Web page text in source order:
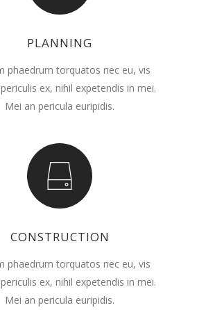
PLANNING
phaedrum torquatos nec eu, vis
ex, nihil expetendis in mei.
Mei an pericula euripidis.
CONSTRUCTION
phaedrum torquatos nec eu, vis
ex, nihil expetendis in mei.
Mei an pericula euripidis.